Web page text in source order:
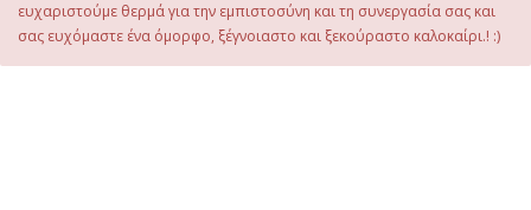
ευχαριστούμε θερμά για την εμπιστοσύνη και τη συνεργασία σας και
σας ευχόμαστε ένα όμορφο, ξέγνοιαστο και ξεκούραστο καλοκαίρι.! :)